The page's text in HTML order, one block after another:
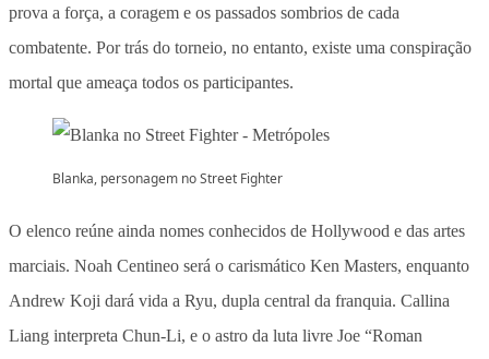
prova a força, a coragem e os passados sombrios de cada
combatente. Por trás do torneio, no entanto, existe uma conspiração
mortal que ameaça todos os participantes.
Blanka, personagem no Street Fighter
O elenco reúne ainda nomes conhecidos de Hollywood e das artes
marciais. Noah Centineo será o carismático Ken Masters, enquanto
Andrew Koji dará vida a Ryu, dupla central da franquia. Callina
Liang interpreta Chun-Li, e o astro da luta livre Joe “Roman